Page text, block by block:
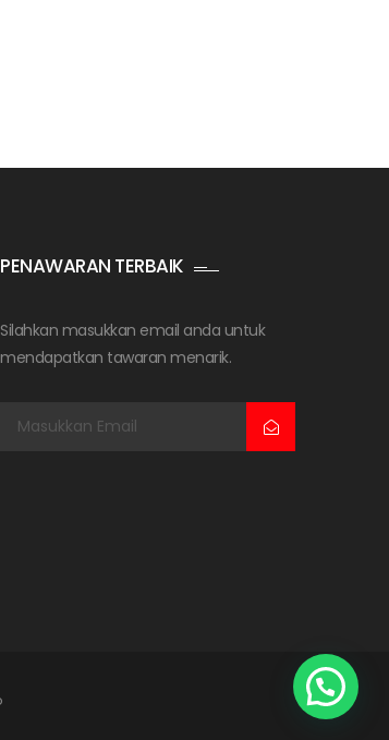
PENAWARAN TERBAIK
Silahkan masukkan email anda untuk
mendapatkan tawaran menarik.